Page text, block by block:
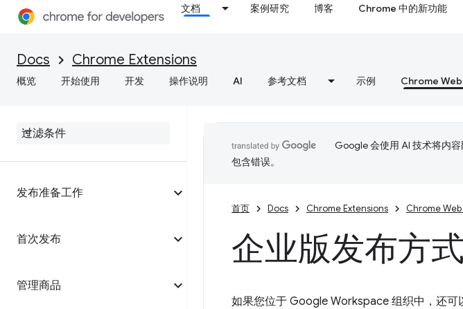
文档 案例研究 博客 Chrome 中的新功能
Docs Chrome Extensions
概览 开始使用 开发 操作说明 AI 参考文档 示例 Chrome
发布准备工作
首次发布
管理商品
Google 会使用 AI 技术将内
包含错误。
首页 Docs Chrome Extensions Chrome
企业版发布方式
如果您位于 Google Workspace 组织中，还